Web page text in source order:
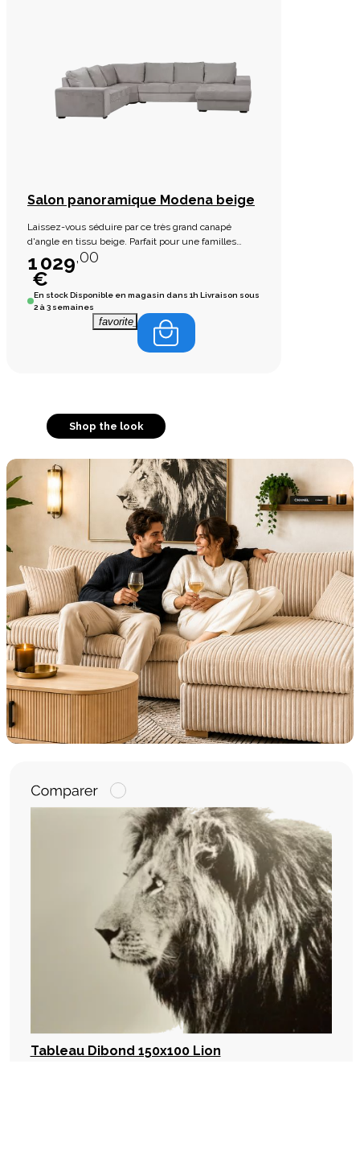
Salon panoramique Modena beige
Laissez-vous séduire par ce très grand canapé
d'angle en tissu beige. Parfait pour une familles
nombreuses.
1 029,00
€
En stockDisponible en magasin dans 1h Livraison sous
2 à 3 semaines
favorite_border
Shop the look
Tableau Dibond 150x100 Lion